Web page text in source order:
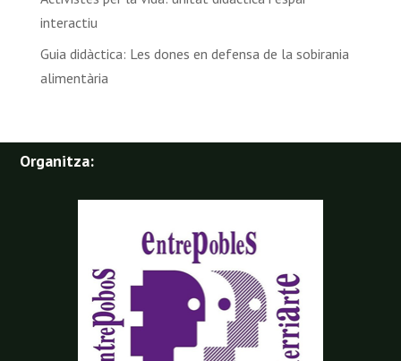
interactiu
Guia didàctica: Les dones en defensa de la sobirania
alimentària
Organitza: